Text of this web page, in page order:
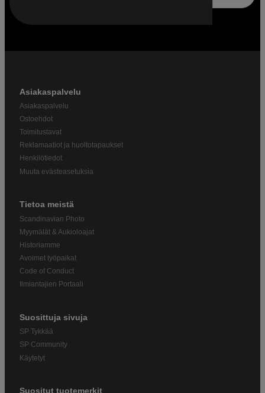
Asiakaspalvelu
Asiakaspalvelu
Ostoehdot
Toimitustavat
Reklamaatiot ja huoltotapaukset
Henkilötiedot
Muuta evästeasetuksia
Tietoa meistä
Scandinavian Photo
Myymälät & Aukioloajat
Historiamme
Avoimet työpaikat
Code of Conduct
Ilmiantajien Portaali
Suosittuja sivuja
SP Tykkää
SP Community
Käytetyt
Suositut tuotemerkit